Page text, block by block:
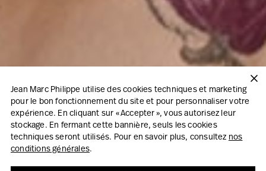
Jean Marc Philippe utilise des cookies techniques et marketing
pour le bon fonctionnement du site et pour personnaliser votre
expérience. En cliquant sur « Accepter », vous autorisez leur
stockage. En fermant cette bannière, seuls les cookies
techniques seront utilisés. Pour en savoir plus, consultez nos
conditions générales.